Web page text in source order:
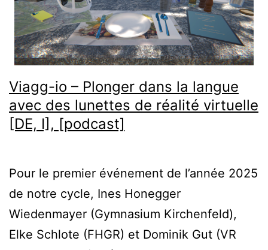
Viagg-io – Plonger dans la langue
avec des lunettes de réalité virtuelle
[DE, I], [podcast]
Pour le premier événement de l’année 2025
de notre cycle, Ines Honegger
Wiedenmayer (Gymnasium Kirchenfeld),
Elke Schlote (FHGR) et Dominik Gut (VR